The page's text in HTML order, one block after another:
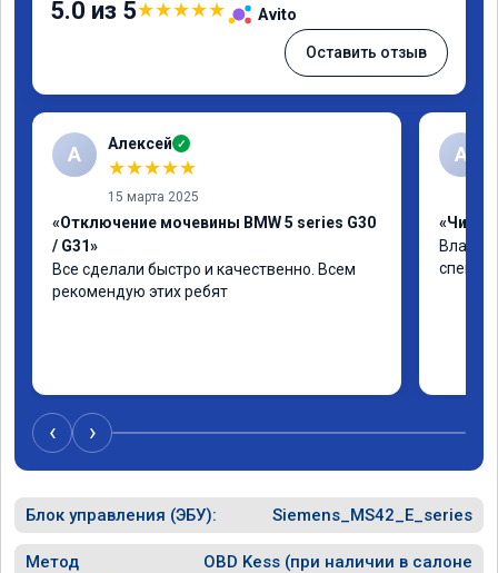
5.0 из 5★★★★★ Avito
Оставить отзыв
А Алексей ✓
★★★★★
15 марта 2025
«Отключение мочевины BMW 5 series G30
/ G31»
Все сделали быстро и качественно. Всем
рекомендую этих ребят
А
«Чип
‹ ›
Блок управления (ЭБУ): Siemens_MS42_E_series
Метод
OBD Kess (при наличии в салоне